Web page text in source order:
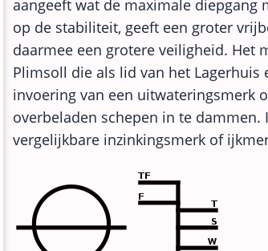
aangeeft wat de maximale diepgang
op de stabiliteit, geeft een groter
daarmee een grotere veiligheid. Het
Plimsoll die als lid van het
invoering van een uitwateringsmerk
overbeladen schepen in te
vergelijkbare inzinkingsmerk of